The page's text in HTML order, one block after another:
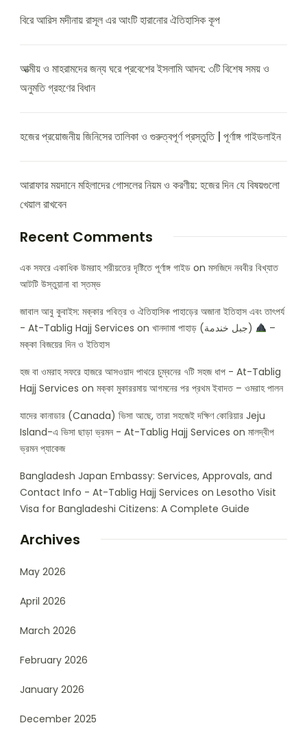
বিরে আরিস মদীনায় রাসূল এর আংটি হারানোর ঐতিহাসিক কূপ
আত্মীয় ও মাহরামদের জন্য ঘরে প্রবেশের ইসলামি আদব: ৩টি বিশেষ সময় ও
অনুমতি গ্রহণের বিধান
হজের প্রয়োজনীয় জিনিসের তালিকা ও গুরুত্বপূর্ণ প্রস্তুতি | পূর্ণাঙ্গ গাইডলাইন
আরাফার ময়দানে মহিলাদের গোসলের নিয়ম ও করণীয়: হজের দিন যে বিষয়গুলো
খেয়াল রাখবেন
Recent Comments
এক সফরে একাধিক উমরাহ শরীয়তের দৃষ্টিতে পূর্ণাঙ্গ গাইড on মসজিদে নববীর বিখ্যাত
আটটি উস্তুয়ানা বা স্তম্ভ
জাবাল আবু কুবাইস: মক্কার পবিত্র ও ঐতিহাসিক পাহাড়ের অজানা ইতিহাস এবং তাৎপর্য
- At-Tablig Hajj Services on খানদামা পাহাড় (جبل خندمة)
–
মক্কা বিজয়ের দিন ও ইতিহাস
হজ বা ওমরাহ সফরে হাজরে আসওয়াদ পাথরে চুম্বনের ৭টি সহজ ধাপ - At-Tablig
Hajj Services on মক্কা মুকাররমায় আগমনের পর প্রথম ইবাদত – ওমরাহ পালন
যাদের কানাডার (Canada) ভিসা আছে, তারা সহজেই দক্ষিণ কোরিয়ার Jeju
Island-এ ভিসা ছাড়া ভ্রমন - At-Tablig Hajj Services on মালদ্বীপ
ভ্রমন প্যাকেজ
Bangladesh Japan Embassy: Services, Approvals, and
Contact Info - At-Tablig Hajj Services on Lesotho Visit
Visa for Bangladeshi Citizens: A Complete Guide
Archives
May 2026
April 2026
March 2026
February 2026
January 2026
December 2025